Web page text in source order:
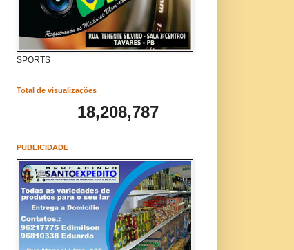
SPORTS
Total de visualizações
18,208,787
PUBLICIDADE